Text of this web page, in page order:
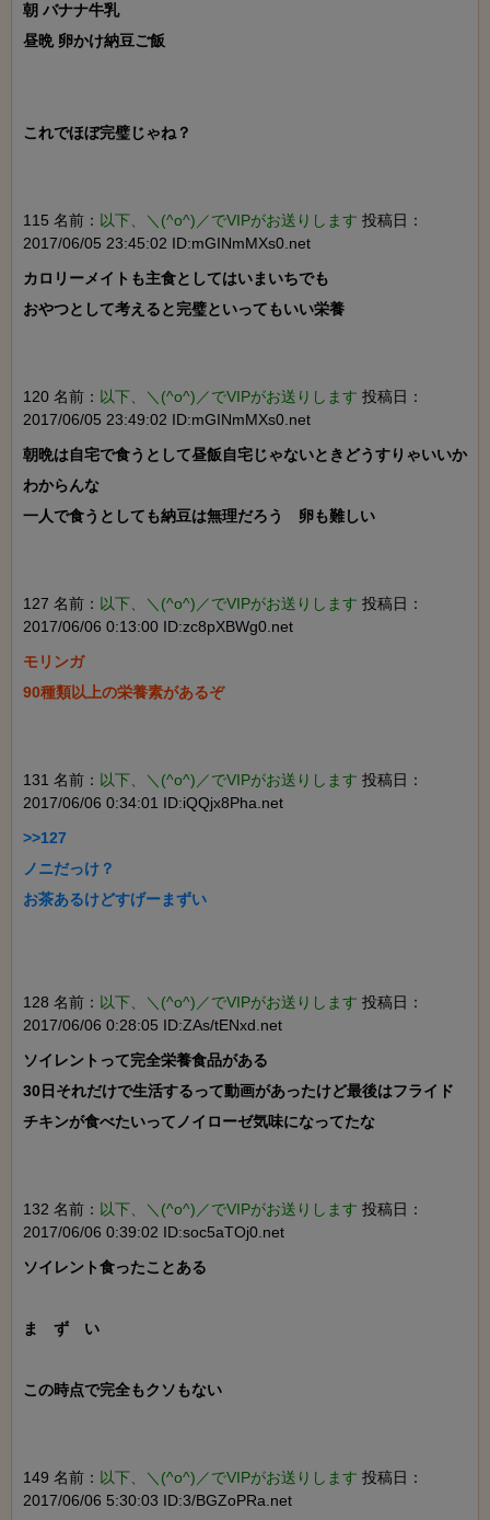
朝 バナナ牛乳
昼晩 卵かけ納豆ご飯
これでほぼ完璧じゃね？
115 名前： 以下、＼(^o^)／でVIPがお送りします 投稿日：
2017/06/05 23:45:02 ID:mGINmMXs0.net
カロリーメイトも主食としてはいまいちでも
おやつとして考えると完璧といってもいい栄養
120 名前： 以下、＼(^o^)／でVIPがお送りします 投稿日：
2017/06/05 23:49:02 ID:mGINmMXs0.net
朝晩は自宅で食うとして昼飯自宅じゃないときどうすりゃいいか
わからんな
一人で食うとしても納豆は無理だろう　卵も難しい
127 名前： 以下、＼(^o^)／でVIPがお送りします 投稿日：
2017/06/06 0:13:00 ID:zc8pXBWg0.net
モリンガ
90種類以上の栄養素があるぞ
131 名前： 以下、＼(^o^)／でVIPがお送りします 投稿日：
2017/06/06 0:34:01 ID:iQQjx8Pha.net
>>127
ノニだっけ？
お茶あるけどすげーまずい
128 名前： 以下、＼(^o^)／でVIPがお送りします 投稿日：
2017/06/06 0:28:05 ID:ZAs/tENxd.net
ソイレントって完全栄養食品がある
30日それだけで生活するって動画があったけど最後はフライド
チキンが食べたいってノイローゼ気味になってたな
132 名前： 以下、＼(^o^)／でVIPがお送りします 投稿日：
2017/06/06 0:39:02 ID:soc5aTOj0.net
ソイレント食ったことある
ま　ず　い
この時点で完全もクソもない
149 名前： 以下、＼(^o^)／でVIPがお送りします 投稿日：
2017/06/06 5:30:03 ID:3/BGZoPRa.net